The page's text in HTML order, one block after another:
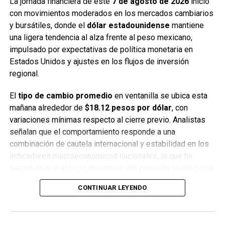
con movimientos moderados en los mercados cambiarios
y bursátiles, donde el dólar estadounidense mantiene
una ligera tendencia al alza frente al peso mexicano,
impulsado por expectativas de política monetaria en
Estados Unidos y ajustes en los flujos de inversión
regional.
El tipo de cambio promedio en ventanilla se ubica esta
mañana alrededor de $18.12 pesos por dólar, con
variaciones mínimas respecto al cierre previo. Analistas
señalan que el comportamiento responde a una
combinación de cautela internacional y estabilidad en los
indicadores macroeconómicos nacionales, lo que ha
a la presión externa.
de la siguiente manera:
CONTINUAR LEYENDO